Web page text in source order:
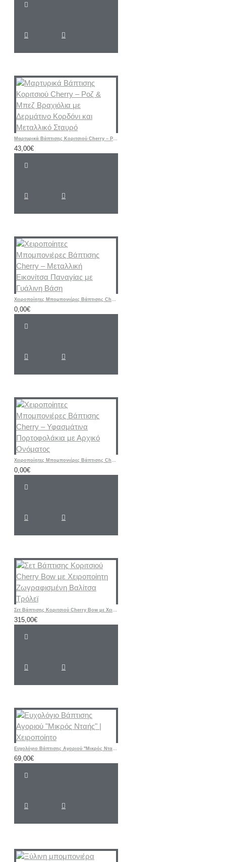
Μαρτυρικά Βάπτισης Κοριτσιού Cherry – Ροζ & Μπεζ Βραχιόλια με Δερμάτινο Κορδόνι και Μεταλλικό Σταυρό
43,00€
Χειροποίητες Μπομπονιέρες Βάπτισης Cherry – Μεταλλική Εικονίτσα Παναγίας με Γυάλινη Βάση
0,00€
Χειροποίητες Μπομπονιέρες Βάπτισης Cherry – Υφασμάτινα Πορτοφολάκια με Αρχικό Ονόματος
0,00€
Σετ Βάπτισης Κοριτσιού Cherry Bow με Χειροποίητη Ζωγραφισμένη Βαλίτσα Τρόλεϊ
315,00€
Ευχολόγιο Βάπτισης Αγοριού "Μικρός Νταής" | Χειροποίητο
69,00€